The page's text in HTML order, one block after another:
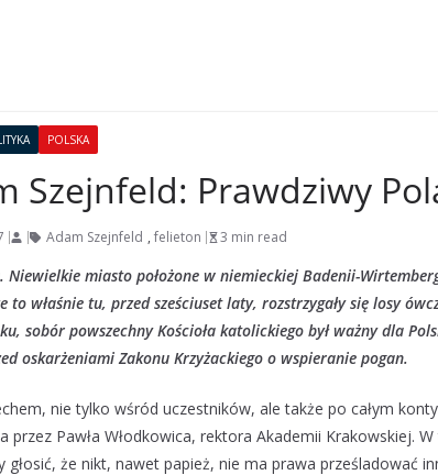
POLSKA
Szejnfeld: Prawdziwy
Adam Szejnfeld , felieton 3 min read
Niewielkie miasto położone w niemieckiej Badenii-
to właśnie tu, przed sześciuset laty, rozstrzygały się losy
sobór powszechny Kościoła katolickiego był ważny dla
oskarżeniami Zakonu Krzyżackiego o wspieranie pogan.
nie tylko wśród uczestników, ale także po całym
przez Pawła Włodkowica, rektora Akademii Krakowskiej.
głosić, że nikt, nawet papież, nie ma prawa prześladować